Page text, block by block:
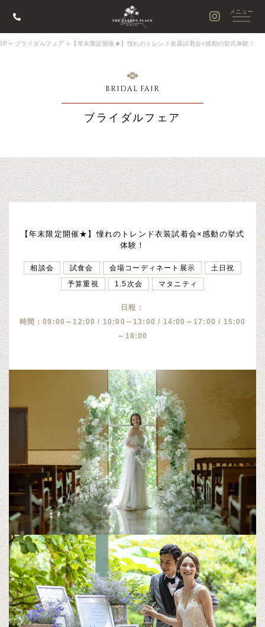
> ブライダルフェア > 【年末限定開催★】憧れのトレンド衣装試着会×感動の挙式体験！
BRIDAL FAIR
ブライダルフェア
【年末限定開催★】憧れのトレンド衣装試着会×感動の挙式
体験！
相談会 試食会 会場コーディネート展示
土日祝
予算重視
1.5次会 マタニティ
日程：
時間：09:00～12:00 / 10:00～13:00 / 14:00～17:00 / 15:00
～18:00